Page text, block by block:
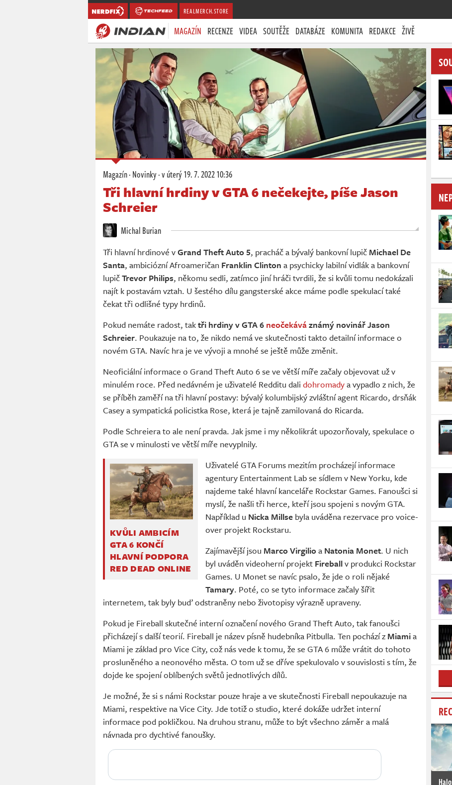
REALMERCH.STORE
MAGAZÍN RECENZE VIDEA SOUTĚŽE DATABÁZE KOMUNITA REDAKCE ŽIVĚ
Magazín·Novinky·v úterý19. 7. 2022 10:36
Tři hlavní hrdiny v GTA 6 nečekejte, píše Jason
Schreier
Michal Burian
Tři hlavní hrdinové vGrand Theft Auto 5, pracháč a bývalý bankovní lupič Michael De
Santa, ambiciózní Afroameričan Franklin Clinton a psychicky labilní vidlák a bankovní
lupičTrevor Philips, někomu sedli, zatímco jiní hráči tvrdili, že si kvůli tomu nedokázali
najít k postavám vztah. U šestého dílu gangsterské akce máme podle spekulací také
čekat tři odlišné typy hrdinů.
Pokud nemáte radost, taktři hrdiny v GTA 6 neočekáváznámý novinář Jason
Schreier. Poukazuje na to, že nikdo nemá ve skutečnosti takto detailní informace o
novém GTA. Navíc hra je ve vývoji a mnohé se ještě může změnit.
Neoficiální informace o Grand Theft Auto 6 se ve větší míře začaly objevovat už v
minulém roce. Před nedávném je uživatelé Redditu dali dohromadya vypadlo z nich, že
se příběh zaměří na tři hlavní postavy: bývalý kolumbijský zvláštní agent Ricardo, drsňák
Casey a sympatická policistka Rose, která je tajně zamilovaná do Ricarda.
Podle Schreiera to ale není pravda. Jak jsme i my několikrát upozorňovaly, spekulace o
GTA se v minulosti ve větší míře nevyplnily.
KVŮLI AMBICÍM
GTA 6 KONČÍ
HLAVNÍ PODPORA
RED DEAD ONLINE
Uživatelé GTA Forums mezitím procházejí informace
agentury Entertainment Lab se sídlem v New Yorku, kde
najdeme také hlavní kanceláře Rockstar Games. Fanoušci si
myslí, že našli tři herce, kteří jsou spojeni s novým GTA.
Například u Nicka Millsebyla uváděna rezervace pro voice-
over projekt Rockstaru.
Zajímavější jsou Marco Virgilio a Natonia Monet. U nich
byl uváděn videoherní projekt Fireballv produkci Rockstar
Games. U Monet se navíc psalo, že jde o roli nějaké
Tamary. Poté, co se tyto informace začaly šířit
internetem, tak byly buď odstraněny nebo životopisy výrazně upraveny.
Pokud je Fireball skutečné interní označení nového Grand Theft Auto, tak fanoušci
přicházejí s další teorií. Fireball je název písně hudebníka Pitbulla. Ten pochází z Miamia
Miami je základ pro Vice City, což nás vede k tomu, že se GTA 6 může vrátit do tohoto
prosluněného a neonového města. O tom už se dříve spekulovalo v souvislosti s tím, že
dojde ke spojení oblíbených světů jednotlivých dílů.
Je možné, že si s námi Rockstar pouze hraje a ve skutečnosti Fireball nepoukazuje na
Miami, respektive na Vice City. Jde totiž o studio, které dokáže udržet interní
informace pod pokličkou. Na druhou stranu, může to být všechno záměr a malá
návnada pro dychtivé fanoušky.